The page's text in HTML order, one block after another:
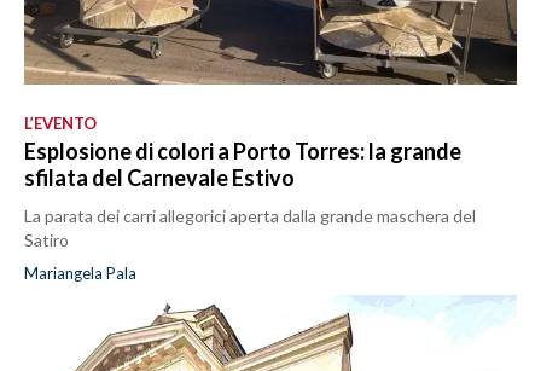
L’EVENTO
Esplosione di colori a Porto Torres: la grande
sfilata del Carnevale Estivo
La parata dei carri allegorici aperta dalla grande maschera del
Satiro
Mariangela Pala